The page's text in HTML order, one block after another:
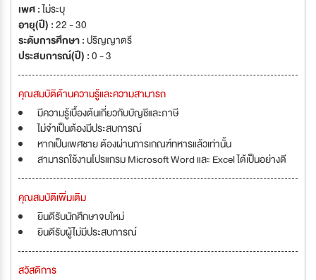
เพศ :ไม่ระบุ
อายุ(ปี) :22 - 30
ระดับการศึกษา :ปริญญาตรี
ประสบการณ์(ปี) :0 - 3
คุณสมบัติด้านความรู้และความสามารถ
มีความรู้เบื้องต้นเกี่ยวกับบัญชีและภาษี
ไม่จำเป็นต้องมีประสบการณ์
หากเป็นเพศชาย ต้องผ่านการเกณฑ์ทหารแล้วเท่านั้น
สามารถใช้งานโปรแกรม Microsoft Word และ Excel ได้เป็นอย่างดี
คุณสมบัติเพิ่มเติม
ยินดีรับนักศึกษาจบใหม่
ยินดีรับผู้ไม่มีประสบการณ์
สวัสดิการ